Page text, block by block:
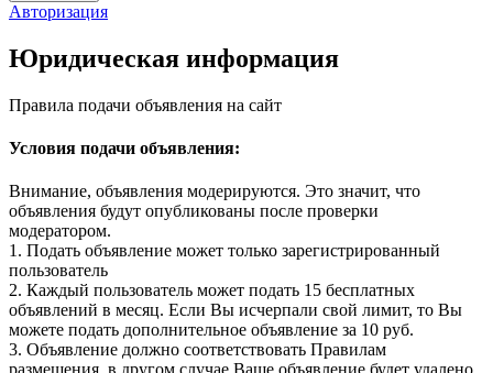
Авторизация
Юридическая информация
Правила подачи объявления на сайт
Условия подачи объявления:
Внимание, объявления модерируются. Это значит, что
объявления будут опубликованы после проверки
модератором.
1. Подать объявление может только зарегистрированный
пользователь
2. Каждый пользователь может подать 15 бесплатных
объявлений в месяц. Если Вы исчерпали свой лимит, то Вы
можете подать дополнительное объявление за 10 руб.
3. Объявление должно соответствовать Правилам